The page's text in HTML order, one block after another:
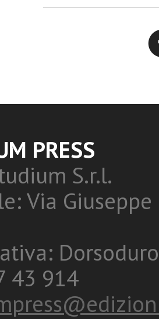
PRESS
S.r.l.
Via
43 914